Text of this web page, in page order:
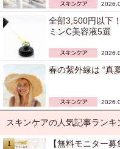
全部3,500円以下
ミンC美容液5選
春の紫外線は “真
スキンケアの人気記事ランキ
【無料モニター